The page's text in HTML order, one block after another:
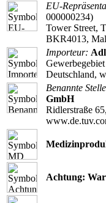
EU-
000000234)
Tower Street,
BKR4013,
Importeur:
Deutschland,
Benannte
GmbH
Ridlerstraße
Achtung: